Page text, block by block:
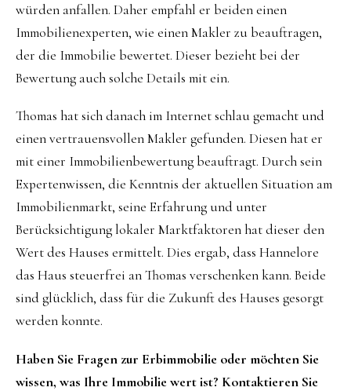
würden anfallen. Daher empfahl er beiden einen
Immobilienexperten, wie einen Makler zu beauftragen,
der die Immobilie bewertet. Dieser bezieht bei der
Bewertung auch solche Details mit ein.
Thomas hat sich danach im Internet schlau gemacht und
einen vertrauensvollen Makler gefunden. Diesen hat er
mit einer Immobilienbewertung beauftragt. Durch sein
Expertenwissen, die Kenntnis der aktuellen Situation am
Immobilienmarkt, seine Erfahrung und unter
Berücksichtigung lokaler Marktfaktoren hat dieser den
Wert des Hauses ermittelt. Dies ergab, dass Hannelore
das Haus steuerfrei an Thomas verschenken kann. Beide
sind glücklich, dass für die Zukunft des Hauses gesorgt
werden konnte.
Haben Sie Fragen zur Erbimmobilie oder möchten Sie
wissen, was Ihre Immobilie wert ist? Kontaktieren Sie